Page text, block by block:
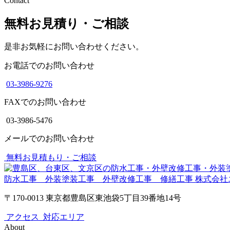
無料お見積り・ご相談
是非お気軽にお問い合わせください。
お電話でのお問い合わせ
03-3986-9276
FAXでのお問い合わせ
03-3986-5476
メールでのお問い合わせ
無料お見積もり・ご相談
防水工事 外装塗装工事 外壁改修工事 修繕工事 株式会社
〒170-0013 東京都豊島区東池袋5丁目39番地14号
アクセス 対応エリア
About